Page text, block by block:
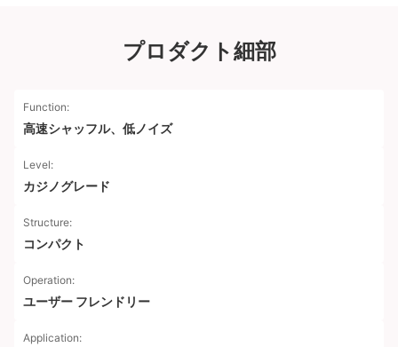
プロダクト細部
Function:
高速シャッフル、低ノイズ
Level:
カジノグレード
Structure:
コンパクト
Operation:
ユーザー フレンドリー
Application: